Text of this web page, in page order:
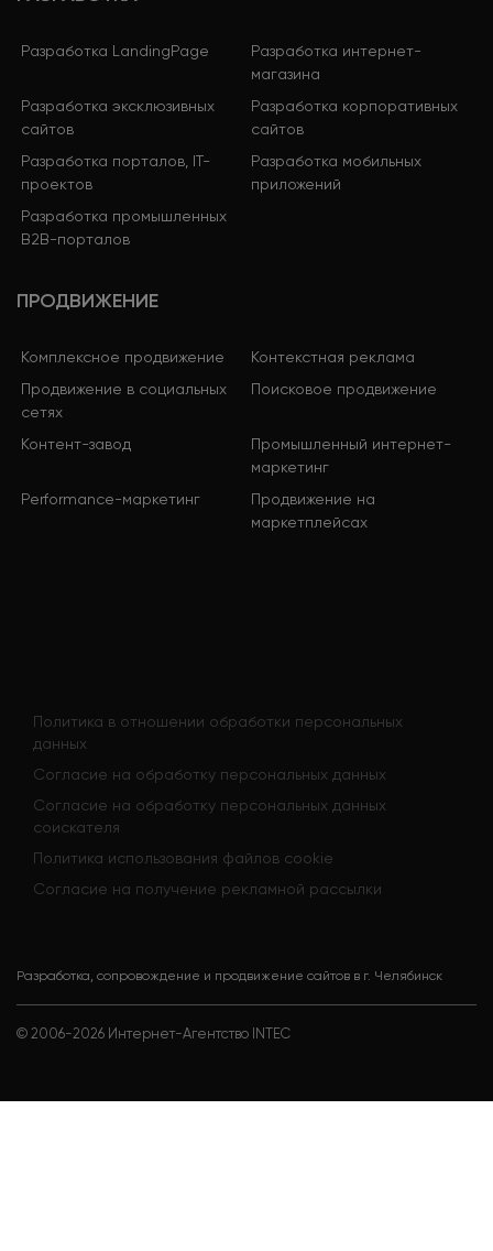
Разработка LandingPage
Разработка интернет-
магазина
Разработка эксклюзивных
сайтов
Разработка корпоративных
сайтов
Разработка порталов, IT-
проектов
Разработка мобильных
приложений
Разработка промышленных
B2B-порталов
ПРОДВИЖЕНИЕ
Комплексное продвижение
Контекстная реклама
Продвижение в социальных
сетях
Поисковое продвижение
Контент-завод
Промышленный интернет-
маркетинг
Performance-маркетинг
Продвижение на
маркетплейсах
Политика в отношении обработки персональных
данных
Согласие на обработку персональных данных
Согласие на обработку персональных данных
соискателя
Политика использования файлов cookie
Согласие на получение рекламной рассылки
Разработка, сопровождение и продвижение сайтов в г. Челябинск
© 2006-2026 Интернет-Агентство INTEC